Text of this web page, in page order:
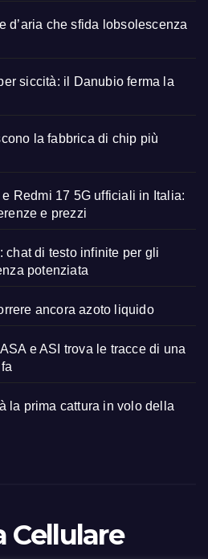
che sfida lobsolescenza
siccità: il Danubio ferma la
la fabbrica di chip più
Redmi 17 5G ufficiali in Italia:
e prezzi
chat di testo infinite per gli
potenziata
ancora azoto liquido
e ASI trova le tracce di una
la prima cattura in volo della
Cellulare